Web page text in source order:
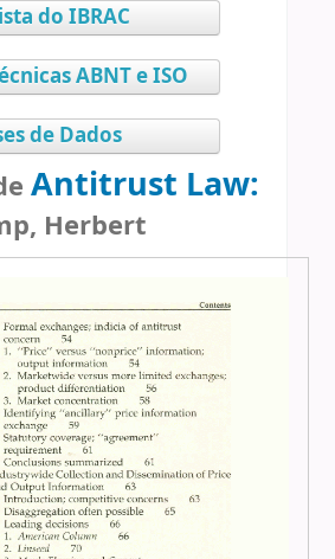
do IBRAC
ABNT e ISO
de Dados
Antitrust Law:
Herbert